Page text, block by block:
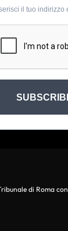
il tuo indirizzo
di Roma con